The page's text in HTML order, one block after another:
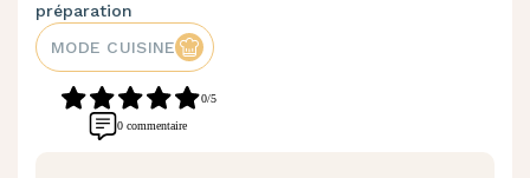
préparation
MODE CUISINE
0/5
0 commentaire